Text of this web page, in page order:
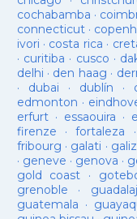
cochabamba ·
connecticut·
ivori · costa rica ·
· curitiba · cusco ·
delhi · den haag ·
· dubai · dublín ·
edmonton ·
erfurt· essaouira ·
firenze ·fortaleza ·
fribourg · galati ·
· geneve · genova ·
gold coast ·
grenoble ·
guatemala ·